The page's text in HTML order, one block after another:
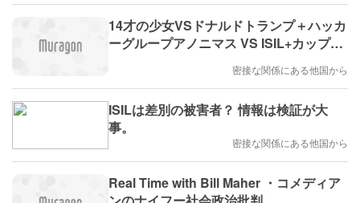
14才の少女VSドナルドトランプ＋ハッカ
ーグループアノニマス VS ISIL+カップケ
密接な関係にある他国から
ISILは差別の被害者？ 情報は検証が大
事。
密接な関係にある他国から
Real Time with Bill Maher ・コメディア